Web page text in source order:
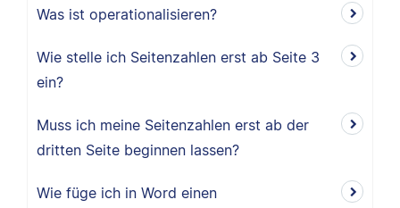
Was ist operationalisieren?
Wie stelle ich Seitenzahlen erst ab Seite 3
ein?
Muss ich meine Seitenzahlen erst ab der
dritten Seite beginnen lassen?
Wie füge ich in Word einen